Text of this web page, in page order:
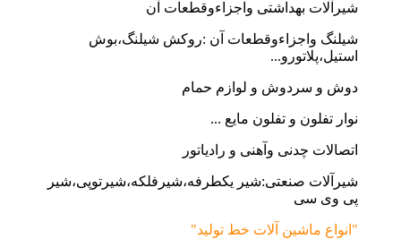
شیرآلات بهداشتی واجزاءوقطعات آن
شیلنگ واجزاءوقطعات آن :روکش شیلنگ،بوش
استیل،پلاتورو...
دوش و سردوش و لوازم حمام
نوار تفلون و تفلون مایع ...
اتصالات چدنی وآهنی و رادیاتور
شیرآلات صنعتی:شیر یکطرفه،شیرفلکه،شیرتوپی،شیر
پی وی سی
"انواع ماشین آلات خط تولید"